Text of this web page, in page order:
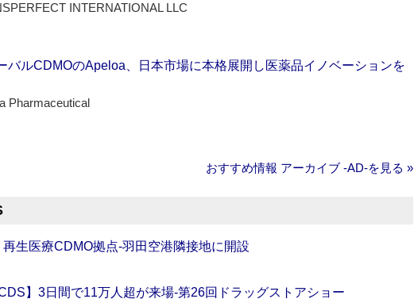
INTERNATIONAL LLC
バルCDMOのApeloa、日本市場に本格展開し医薬品イノベーションを
Pharmaceutical
おすすめ情報 アーカイブ ‐AD‐を見る »
再生医療CDMO拠点‐羽田空港隣接地に開設
】3日間で11万人超が来場‐第26回ドラッグストアショー